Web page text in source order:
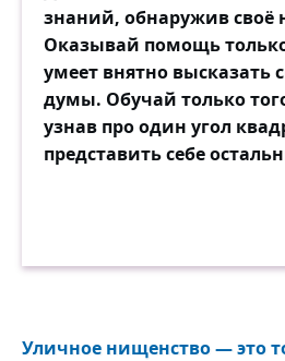
знаний, обнаружив своё
Оказывай помощь
умеет внятно высказать
думы. Обучай только
узнав про один угол
представить себе
Уличное нищенство — это